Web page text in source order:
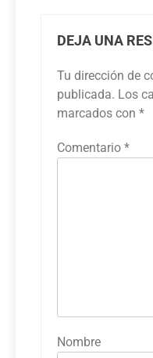
DEJA UNA
Tu dirección de
publicada. Los
marcados con *
Comentario *
Nombre